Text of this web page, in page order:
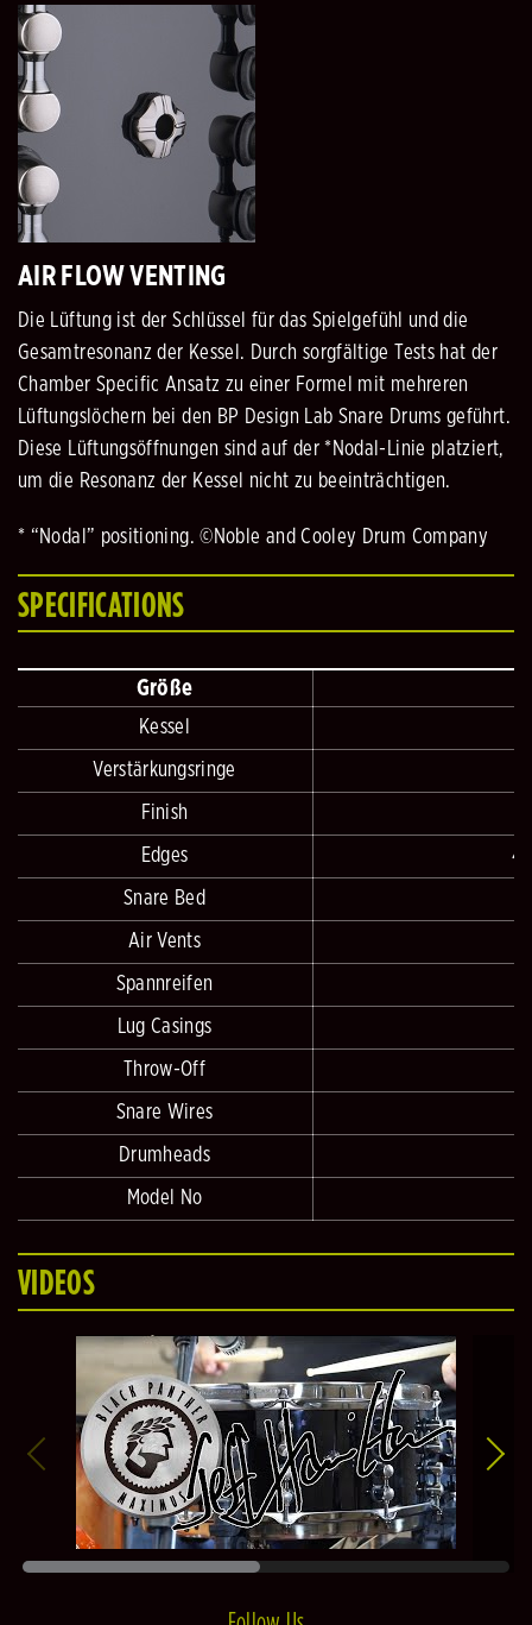
AIR FLOW VENTING
Die Lüftung ist der Schlüssel für das Spielgefühl und die
Gesamtresonanz der Kessel. Durch sorgfältige Tests hat der
Chamber Specific Ansatz zu einer Formel mit mehreren
Lüftungslöchern bei den BP Design Lab Snare Drums geführt.
Diese Lüftungsöffnungen sind auf der *Nodal-Linie platziert,
um die Resonanz der Kessel nicht zu beeinträchtigen.
* “Nodal” positioning. ©Noble and Cooley Drum Company
SPECIFICATIONS
Größe
Kessel
Verstärkungsringe
Finish
Edges
Snare Bed
Air Vents
Spannreifen
Lug Casings
Throw-Off
Snare Wires
Drumheads
Model No
VIDEOS